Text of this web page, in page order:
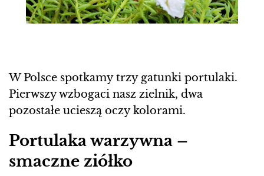
W Polsce spotkamy trzy gatunki portulaki.
Pierwszy wzbogaci nasz zielnik, dwa
pozostałe ucieszą oczy kolorami.
Portulaka warzywna –
smaczne ziółko